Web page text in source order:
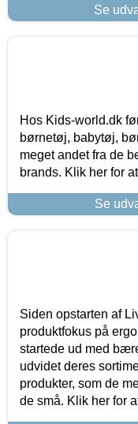
Se
Hos Kids-world.dk
børnetøj, babytøj,
meget andet fra de
brands. Klik her for
Se
Siden opstarten af
produktfokus på
startede ud med
udvidet deres
produkter, som de
de små. Klik her for